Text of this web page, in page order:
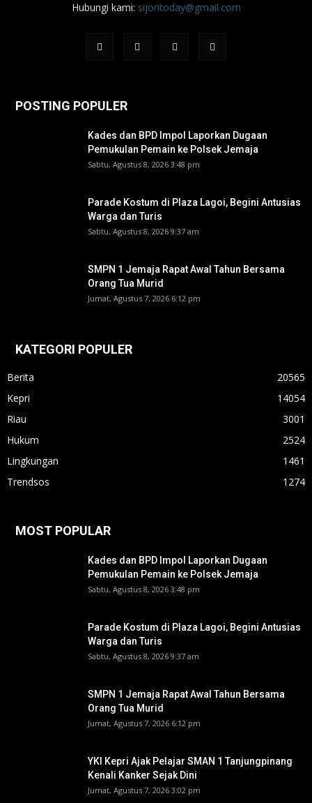
Hubungi kami: sijoritoday@gmail.com
POSTING POPULER
Kades dan BPD Impol Laporkan Dugaan
Pemukulan Pemain ke Polsek Jemaja
Sabtu, Agustus 8, 2026 3:48 pm
Parade Kostum di Plaza Lagoi, Begini Antusias
Warga dan Turis
Sabtu, Agustus 8, 2026 9:37 am
SMPN 1 Jemaja Rapat Awal Tahun Bersama
Orang Tua Murid ‎
Jumat, Agustus 7, 2026 6:12 pm
KATEGORI POPULER
Berita
20565
Kepri
14054
Riau
3001
Hukum
2524
Lingkungan
1461
Trendsos
1274
MOST POPULAR
Kades dan BPD Impol Laporkan Dugaan
Pemukulan Pemain ke Polsek Jemaja
Sabtu, Agustus 8, 2026 3:48 pm
Parade Kostum di Plaza Lagoi, Begini Antusias
Warga dan Turis
Sabtu, Agustus 8, 2026 9:37 am
SMPN 1 Jemaja Rapat Awal Tahun Bersama
Orang Tua Murid ‎
Jumat, Agustus 7, 2026 6:12 pm
YKI Kepri Ajak Pelajar SMAN 1 Tanjungpinang
Kenali Kanker Sejak Dini
Jumat, Agustus 7, 2026 3:02 pm